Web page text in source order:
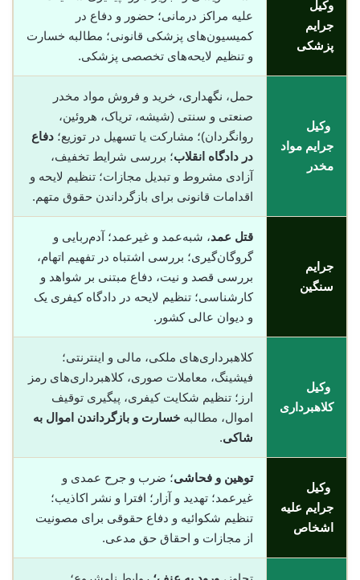
وکیل
جرایم
پزشکی
علیه مراکز درمانی؛ حضور و دفاع در
کمیسیون‌های پزشکی قانونی؛ مطالبه خسارت
و تنظیم لایحه‌های تخصصی پزشکی.
وکیل
جرایم مواد
مخدر
حمل، نگهداری، خرید و فروش مواد مخدر
صنعتی و سنتی (شیشه، تریاک، هروئین،
روانگردان)؛ مشارکت یا تسهیل در توزیع؛ دفاع
در دادگاه انقلاب؛ بررسی شرایط تخفیف،
آزادی مشروط و تبدیل مجازات؛ تنظیم لایحه و
اقدامات قانونی برای بازگرداندن حقوق متهم.
جرایم
سنگین
قتل عمد، شبه‌عمد و غیرعمد؛ آدم‌ربایی و
گروگان‌گیری؛ بررسی اشتباه در تفهیم اتهام،
بررسی قصد و نیت، دفاع مبتنی بر شواهد و
کارشناسی؛ تنظیم لایحه در دادگاه کیفری یک
و دیوان عالی کشور.
وکیل
کلاهبرداری
کلاهبرداری‌های ملکی، مالی و اینترنتی؛
فیشینگ، معاملات صوری، کلاهبرداری‌های رمز
ارز؛ تنظیم شکایت کیفری، پیگیری توقیف
اموال، مطالبه خسارت و بازگرداندن اموال به
شاکی.
وکیل
جرایم علیه
اشخاص
توهین و فحاشی؛ ضرب و جرح عمدی و
غیرعمد؛ تهدید و آزار؛ افترا و نشر اکاذیب؛
تنظیم شکوائیه و دفاع حقوقی برای مصونیت
از مجازات و احقاق حق مدعی.